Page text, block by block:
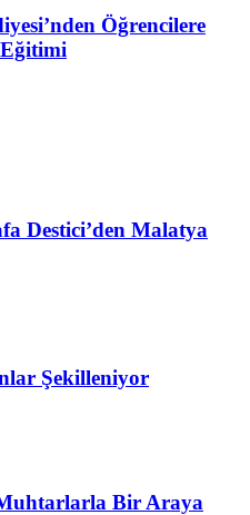
Öğrencilere
Destici’den Malatya
Şekilleniyor
Bir Araya